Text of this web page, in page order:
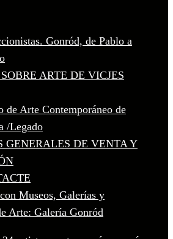
Gonród, de Pablo a
ARTE DE VICJES
de Arte Contemporáneo de
/Legado
GENERALES DE VENTA Y
Museos, Galerías y
Arte: Galería Gonród